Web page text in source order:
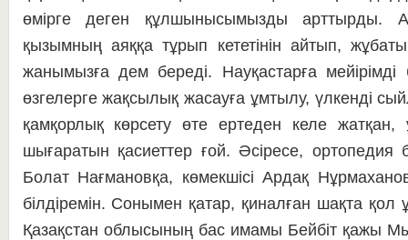
өмірге деген құлшынысымызды арттырды.
қызымның аяққа тұрып кететінін айтып,
жанымызға дем береді. Науқастарға
өзге­­лерге жақсылық жасауға ұмтылу, үлкенді
қамқорлық көрсету өте ертеден келе
шығаратын қасиеттер ғой. Әсіресе, ортопедия
Болат Нағмановқа, көмекшісі Ардақ
білдіремін. Сонымен қатар, қиналған шақта қол
Қазақстан облысының бас имамы Бейбіт қажы